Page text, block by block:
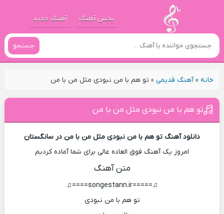
پخش آهنگ آهنگ جدید
جستجو
خانه»آهنگ قدیمی» تو هم با من نبودی مثل من با من
تو هم با من نبودی مثل من با من
دانلود آهنگ تو هم با من نبودی مثل من با من در سانگستان
امروز یک آهنگ فوق العاده عالی برای شما آماده کردیم
متن آهنگ
♫=====songestann.ir====♫
تو هم با من نبودی